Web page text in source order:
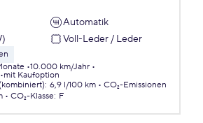
Automatik
Voll-Leder / Leder
10.000 km/Jahr
mit Kaufoption
: 6,9 l/100 km
CO₂-Emissionen
CO₂-Klasse: F